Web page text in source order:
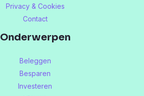
Privacy & Cookies
Contact
Onderwerpen
Beleggen
Besparen
Investeren